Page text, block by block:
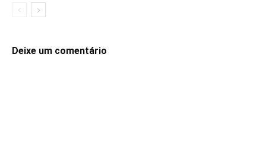
Deixe um comentário